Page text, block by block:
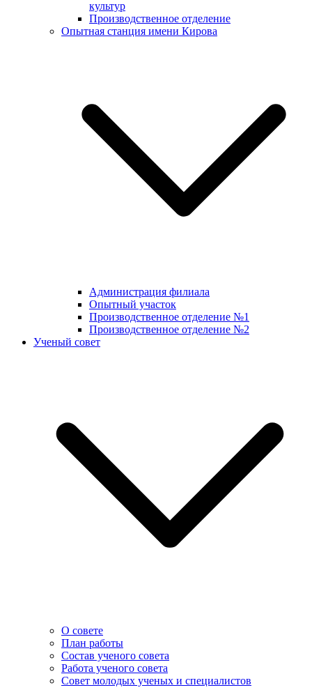
культур
Производственное отделение
Опытная станция имени Кирова
Администрация филиала
Опытный участок
Производственное отделение №1
Производственное отделение №2
Ученый совет
О совете
План работы
Состав ученого совета
Работа ученого совета
Совет молодых ученых и специалистов